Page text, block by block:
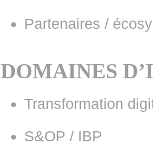
Partenaires /
DOMAINES
Transformation
S&OP / IBP